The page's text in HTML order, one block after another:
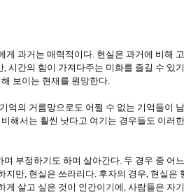
과거는 매력적이다. 현실은 과거에 비해
시간의 힘이 가져다주는 미화를 즐길 수 있
보이는 현재를 원망한다.
억의 거름망으로도 어쩔 수 없는 기억들이
해서는 훨씬 낫다고 여기는 경우들도 이러
부정하기도 하며 살아간다. 두 경우 중 어
만, 현실은 쓰라리다. 후자의 경우, 현실은
살고 싶은 것이 인간이기에, 사람들은 자기